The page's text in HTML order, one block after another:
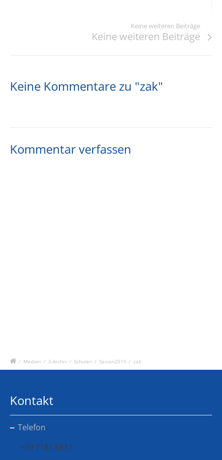
Keine weiteren Beiträge
Keine weiteren Beiträge
Keine Kommentare zu "zak"
Kommentar verfassen
/ Medien / 3-Archiv / Schulen / Saison2019 / zak
Kontakt
Telefon
+49 7181 5811